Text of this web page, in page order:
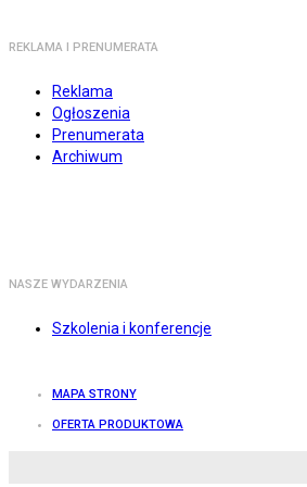
REKLAMA I PRENUMERATA
Reklama
Ogłoszenia
Prenumerata
Archiwum
NASZE WYDARZENIA
Szkolenia i konferencje
MAPA STRONY
OFERTA PRODUKTOWA